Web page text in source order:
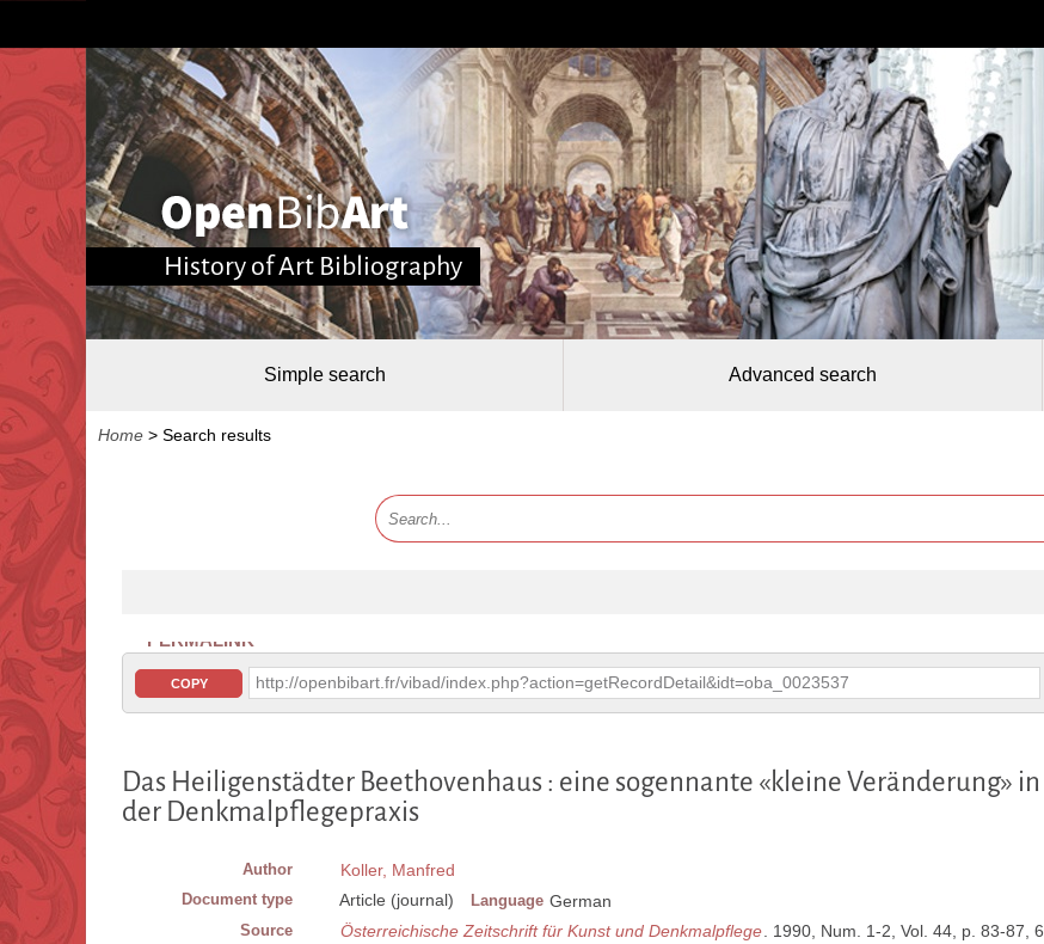
History of Art Bibliography
Simple search Advanced search
Home > Search results
PERMALINK
COPY http://openbibart.fr/vibad/index.php?action=getRecordDetail&idt=oba_0023537
Das Heiligenstädter Beethovenhaus : eine sogennante «kleine Veränderung» in
der Denkmalpflegepraxis
Author Koller, Manfred
Document type Article (journal) Language German
Source Österreichische Zeitschrift für Kunst und Denkmalpflege . 1990, Num. 1-2, Vol. 44, p. 83-87, 6